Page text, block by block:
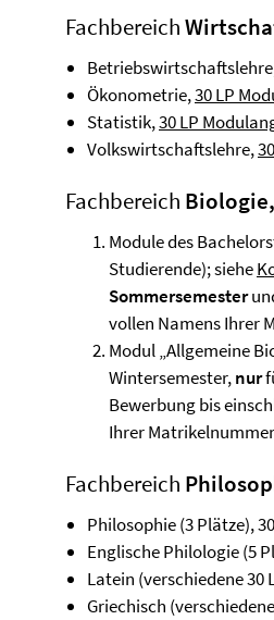
Fachbereich
Ökonometrie,30 LP
Statistik,30 LP
Volkswirtschaftslehre,
Fachbereich
Module des
Studierende); siehe
Sommersemester
vollen Namens Ihrer
Modul „Allgemeine
Wintersemester,nur
Bewerbung bis
Ihrer
Fachbereich
Philosophie (3 Plätze),
Englische Philologie (5
Latein (verschiedene 30
Griechisch